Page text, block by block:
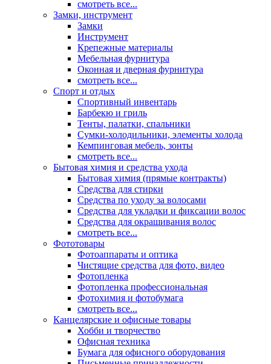
смотреть все...
Замки, инструмент
Замки
Инструмент
Крепежные материалы
Мебельная фурнитура
Оконная и дверная фурнитура
смотреть все...
Спорт и отдых
Спортивный инвентарь
Барбекю и гриль
Тенты, палатки, спальники
Сумки-холодильники, элементы холода
Кемпинговая мебель, зонты
смотреть все...
Бытовая химия и средства ухода
Бытовая химия (прямые контракты)
Средства для стирки
Средства по уходу за волосами
Средства для укладки и фиксации волос
Средства для окрашивания волос
смотреть все...
Фототовары
Фотоаппараты и оптика
Чистящие средства для фото, видео
Фотопленка
Фотопленка профессиональная
Фотохимия и фотобумага
смотреть все...
Канцелярские и офисные товары
Хобби и творчество
Офисная техника
Бумага для офисного оборудования